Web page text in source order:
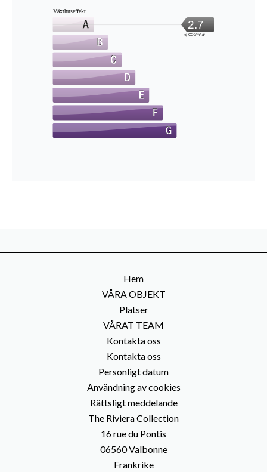
Växthuseffekt
2.7
kg CO2/m².år
Hem
VÅRA OBJEKT
Platser
VÅRAT TEAM
Kontakta oss
Kontakta oss
Personligt datum
Användning av cookies
Rättsligt meddelande
The Riviera Collection
16 rue du Pontis
06560Valbonne
Frankrike